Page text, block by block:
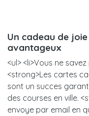
Un cadeau de
avantageux
<ul> <li>Vous ne
<strong>Les cartes
sont un succes
des courses en ville.
envoye par email en